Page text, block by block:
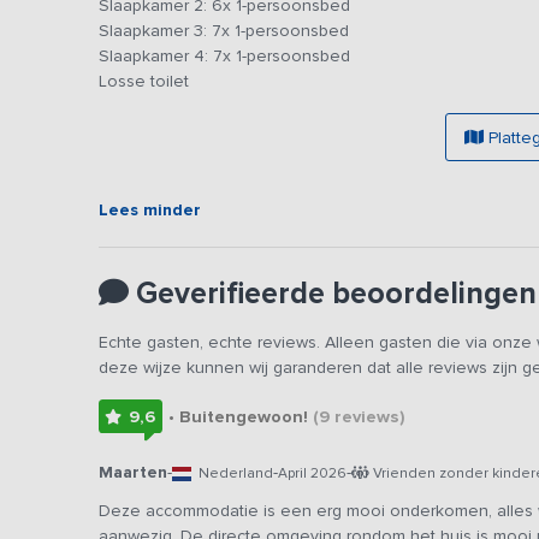
Op het terrein, waar zich meerdere
sportveld met volleybalnet, tafeltennistafels, klimtoren,
Wil je tijdens het verblijf gebruik maken van
graag voor je. In de omgeving is van alles te doen. Zo
Vechtdal verkennen, klauteren door het klauterbos,
of rondtouren in de mooie lelijke Eend. De verhuurders
Slaapkamer 2: 6x 1-persoonsbed
Slaapkamer 3: 7x 1-persoonsbed
Slaapkamer 4: 7x 1-persoonsbed
Losse toilet
Lees minder
Geverifieerde beoordelingen
Echte gasten, echte reviews. Alleen gasten die via
deze wijze kunnen wij garanderen dat alle reviews zijn
9,6 • Buitengewoon! (9reviews)
Maarten- Nederland-April 2026- Vrienden zonder
Deze accommodatie is een erg mooi onderkomen,